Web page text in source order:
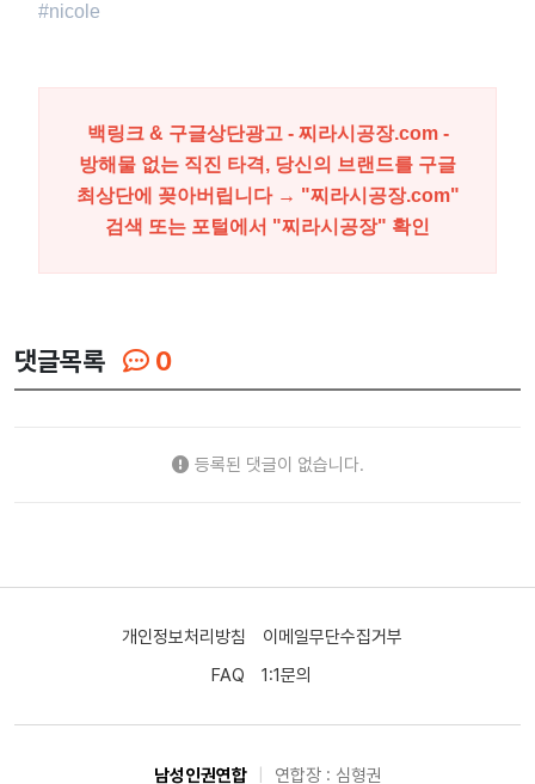
#nicole
백링크 & 구글상단광고 - 찌라시공장.com -
방해물 없는 직진 타격, 당신의 브랜드를 구글
최상단에 꽂아버립니다 → "찌라시공장.com"
검색 또는 포털에서 "찌라시공장" 확인
댓글목록 0
등록된 댓글이 없습니다.
개인정보처리방침
이메일무단수집거부
FAQ
1:1문의
남성인권연합 연합장 : 심형권